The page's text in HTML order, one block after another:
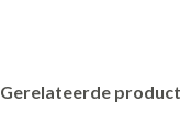
Gerelateerde